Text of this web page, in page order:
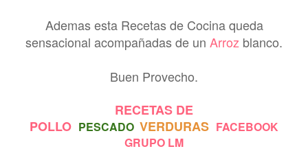
Ademas esta Recetas de Cocina queda
sensacional acompañadas de un Arroz blanco.
Buen Provecho.
RECETAS DE
POLLO PESCADO VERDURAS FACEBOOK
GRUPO LM